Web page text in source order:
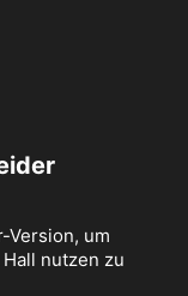
Version, um
nutzen zu